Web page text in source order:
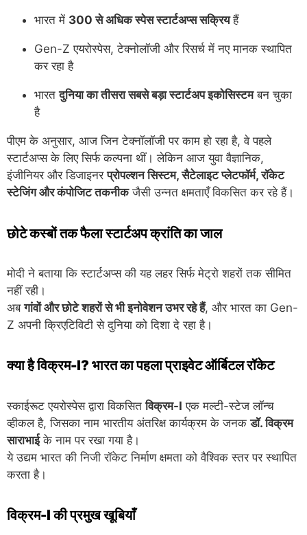
भारत में 300 से अधिक स्पेस स्टार्टअप्स सक्रियहैं
Gen-Z एयरोस्पेस, टेक्नोलॉजी और रिसर्च में नए मानक स्थापित
कर रहा है
भारतदुनिया का तीसरा सबसे बड़ा स्टार्टअप इकोसिस्टमबन चुका
है
पीएम के अनुसार, आज जिन टेक्नॉलॉजी पर काम हो रहा है, वे पहले
स्टार्टअप्स के लिए सिर्फ कल्पना थीं। लेकिन आज युवा वैज्ञानिक,
इंजीनियर और डिजाइनरप्रोपल्शन सिस्टम, सैटेलाइट प्लेटफॉर्म, रॉकेट
स्टेजिंग और कंपोजिट तकनीकजैसी उन्नत क्षमताएँ विकसित कर रहे हैं।
छोटे कस्बों तक फैला स्टार्टअप क्रांति का जाल
मोदी ने बताया कि स्टार्टअप्स की यह लहर सिर्फ मेट्रो शहरों तक सीमित
नहीं रही।
अबगांवों और छोटे शहरों से भी इनोवेशन उभर रहे हैं, और भारत का Gen-
Z अपनी क्रिएटिविटी से दुनिया को दिशा दे रहा है।
क्या है विक्रम-I? भारत का पहला प्राइवेट ऑर्बिटल रॉकेट
स्काईरूट एयरोस्पेस द्वारा विकसितविक्रम-I एक मल्टी-स्टेज लॉन्च
व्हीकल है, जिसका नाम भारतीय अंतरिक्ष कार्यक्रम के जनकडॉ. विक्रम
साराभाईके नाम पर रखा गया है।
ये उद्यम भारत की निजी रॉकेट निर्माण क्षमता को वैश्विक स्तर पर स्थापित
करता है।
विक्रम-I की प्रमुख खूबियाँ